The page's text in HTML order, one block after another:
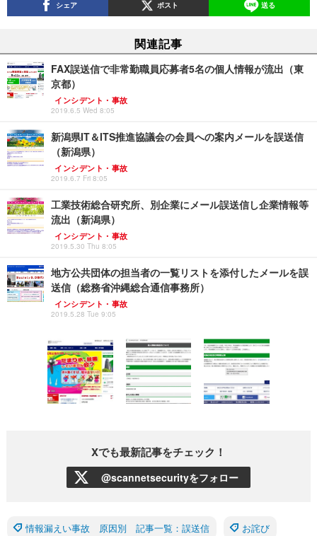
シェア ポスト 送る
関連記事
FAX誤送信で非常勤職員応募者5名の個人情報が流出（東
京都）
インシデント・事故
2019.6.5 Wed 8:05
新潟県IT＆ITS推進協議会の会員への案内メールを誤送信
（新潟県）
インシデント・事故
2019.6.7 Fri 8:05
工業技術総合研究所、別企業にメール誤送信し企業情報等
流出（新潟県）
インシデント・事故
2019.5.30 Thu 8:05
地方公共団体の担当者の一覧リストを添付したメールを誤
送信（総務省沖縄総合通信事務所）
インシデント・事故
2019.5.28 Tue 9:05
Xでも最新記事をチェック！
@scannetsecurityをフォロー
情報漏えい事故 原因別 記事一覧：誤送信 お詫び